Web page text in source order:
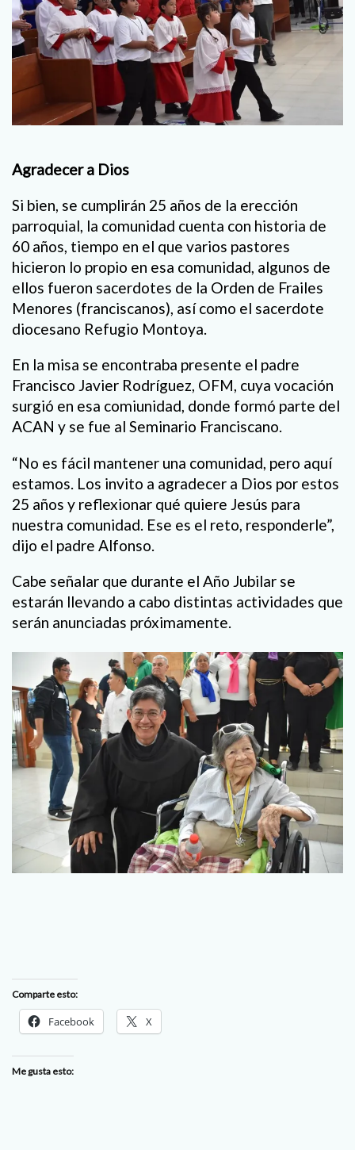
Agradecer a Dios
Si bien, se cumplirán 25 años de la erección
parroquial, la comunidad cuenta con historia de
60 años, tiempo en el que varios pastores
hicieron lo propio en esa comunidad, algunos de
ellos fueron sacerdotes de la Orden de Frailes
Menores (franciscanos), así como el sacerdote
diocesano Refugio Montoya.
En la misa se encontraba presente el padre
Francisco Javier Rodríguez, OFM, cuya vocación
surgió en esa comiunidad, donde formó parte del
ACAN y se fue al Seminario Franciscano.
“No es fácil mantener una comunidad, pero aquí
estamos. Los invito a agradecer a Dios por estos
25 años y reflexionar qué quiere Jesús para
nuestra comunidad. Ese es el reto, responderle”,
dijo el padre Alfonso.
Cabe señalar que durante el Año Jubilar se
estarán llevando a cabo distintas actividades que
serán anunciadas próximamente.
Comparte esto:
Facebook X
Me gusta esto: